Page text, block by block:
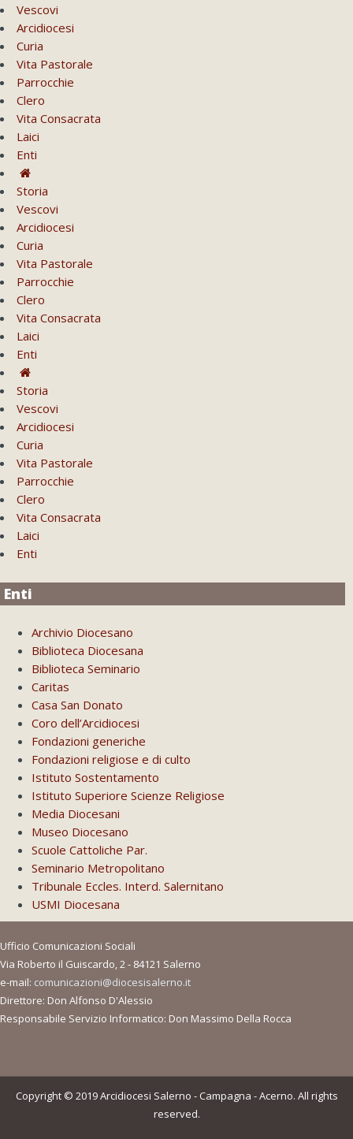
Vescovi
Arcidiocesi
Curia
Vita Pastorale
Parrocchie
Clero
Vita Consacrata
Laici
Enti
Storia
Vescovi
Arcidiocesi
Curia
Vita Pastorale
Parrocchie
Clero
Vita Consacrata
Laici
Enti
Storia
Vescovi
Arcidiocesi
Curia
Vita Pastorale
Parrocchie
Clero
Vita Consacrata
Laici
Enti
Enti
Archivio Diocesano
Biblioteca Diocesana
Biblioteca Seminario
Caritas
Casa San Donato
Coro dell’Arcidiocesi
Fondazioni generiche
Fondazioni religiose e di culto
Istituto Sostentamento
Istituto Superiore Scienze Religiose
Media Diocesani
Museo Diocesano
Scuole Cattoliche Par.
Seminario Metropolitano
Tribunale Eccles. Interd. Salernitano
USMI Diocesana
Ufficio Comunicazioni Sociali
Via Roberto il Guiscardo, 2 - 84121 Salerno
e-mail: comunicazioni@diocesisalerno.it
Direttore: Don Alfonso D'Alessio
Responsabile Servizio Informatico: Don Massimo Della Rocca
Copyright © 2019 Arcidiocesi Salerno - Campagna - Acerno. All rights
reserved.